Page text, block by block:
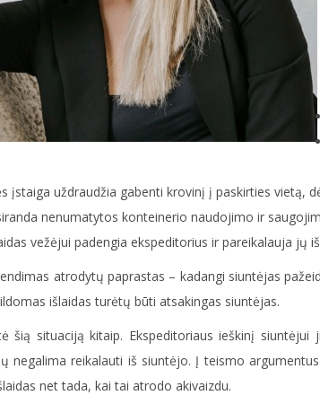
įstaiga uždraudžia gabenti krovinį į paskirties vietą,
nenumatytos konteinerio naudojimo ir
vežėjui padengia ekspeditorius ir pareikalauja jų
atrodytų paprastas – kadangi siuntėjas
išlaidas turėtų būti atsakingas siuntėjas.
šią situaciją kitaip. Ekspeditoriaus ieškinį
negalima reikalauti iš siuntėjo. Į teismo
net tada, kai tai atrodo akivaizdu.